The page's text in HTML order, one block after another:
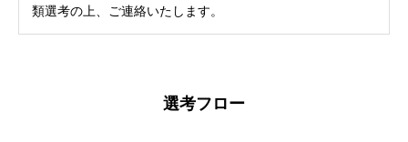
類選考の上、ご連絡いたします。
選考フロー